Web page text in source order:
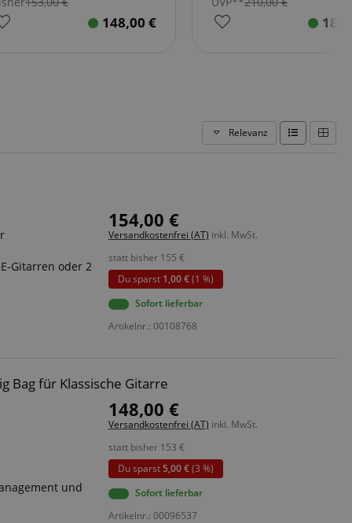
148,00 €
Relevanz
Gitarren oder 2
154,00 €
Versandkostenfrei (AT) inkl. MwSt.
statt bisher 155 €
Du sparst 1,00 €(1 %)
Sofort lieferbar
Artikelnr.: 00108768
Bag für Klassische Gitarre
und
148,00 €
Versandkostenfrei (AT) inkl. MwSt.
statt bisher 153 €
Du sparst5,00 €(3 %)
Sofort lieferbar
Artikelnr.: 00096537